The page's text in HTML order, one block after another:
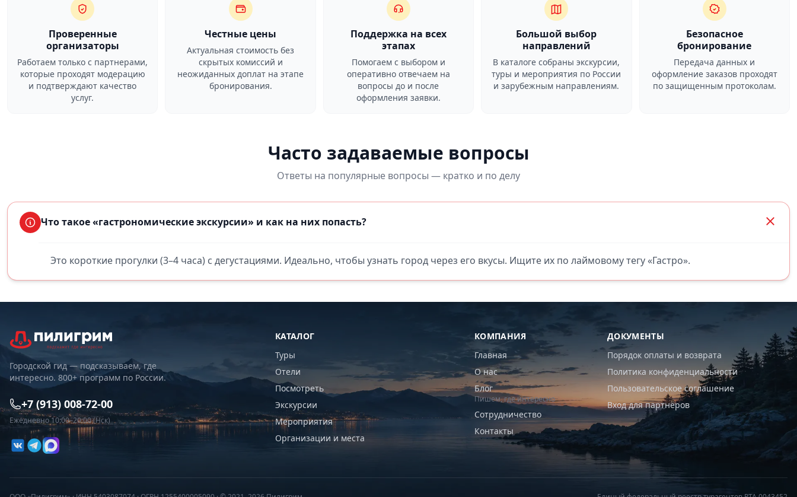
Проверенные
организаторы
Работаем только с партнерами,
которые проходят модерацию
и подтверждают качество
услуг.
Честные цены
Актуальная стоимость без
скрытых комиссий и
неожиданных доплат на этапе
бронирования.
Поддержка на всех
этапах
Помогаем с выбором и
оперативно отвечаем на
вопросы до и после
оформления заявки.
Большой выбор
направлений
В каталоге собраны экскурсии,
туры и мероприятия по России
и зарубежным направлениям.
Безопасное
бронирование
Передача данных и
оформление заказов проходят
по защищенным протоколам.
Часто задаваемые вопросы
Ответы на популярные вопросы — кратко и по делу
Что такое «гастрономические экскурсии» и как на них попасть?
Это короткие прогулки (3–4 часа) с дегустациями. Идеально, чтобы узнать город через его вкусы. Ищите их по лаймовому тегу «Гастро».
Городской гид — подсказываем, где
интересно. 800+ программ по России.
+7 (913) 008-72-00
Ежедневно 10:00–20:00 (Нск)
КАТАЛОГ
Туры
Отели
Посмотреть
Экскурсии
Мероприятия
Организации и места
КОМПАНИЯ
Главная
О нас
Блог
Пишем, где интересно
Сотрудничество
Контакты
ДОКУМЕНТЫ
Порядок оплаты и возврата
Политика конфиденциальности
Пользовательское соглашение
Вход для партнёров